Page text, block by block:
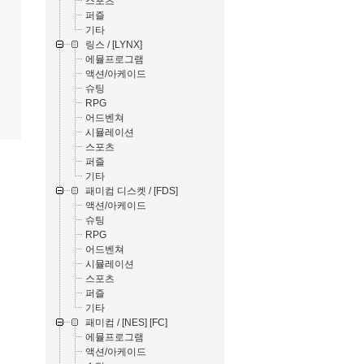
퍼즐
기타
링스 / [LYNX]
에뮬프로그램
액션/아케이드
슈팅
RPG
어드벤쳐
시뮬레이션
스포츠
퍼즐
기타
패미컴 디스켓 / [FDS]
액션/아케이드
슈팅
RPG
어드벤쳐
시뮬레이션
스포츠
퍼즐
기타
패미컴 / [NES] [FC]
에뮬프로그램
액션/아케이드